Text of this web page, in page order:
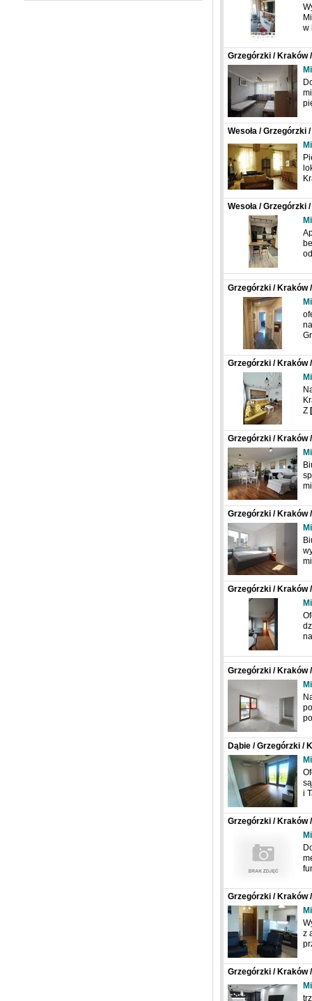
w
Grzegórzki / Kraków
Władysława
Wesoła / Grzegórzki
Wesoła / Grzegórzki
Grzegórzki / Kraków
Grzegórzki / Kraków
Z
Grzegórzki / Kraków
Grzegórzki / Kraków
Grzegórzki / Kraków
Grzegórzki / Kraków
Dąbie / Grzegórzki /
i
Grzegórzki / Kraków
Grzegórzki / Kraków
z
Grzegórzki / Kraków